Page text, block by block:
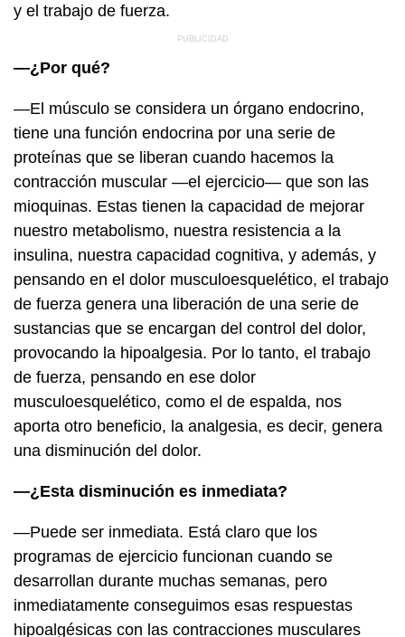
y el trabajo de fuerza.
—¿Por qué?
—El músculo se considera un órgano endocrino,
tiene una función endocrina por una serie de
proteínas que se liberan cuando hacemos la
contracción muscular —el ejercicio— que son las
mioquinas. Estas tienen la capacidad de mejorar
nuestro metabolismo, nuestra resistencia a la
insulina, nuestra capacidad cognitiva, y además, y
pensando en el dolor musculoesquelético, el trabajo
de fuerza genera una liberación de una serie de
sustancias que se encargan del control del dolor,
provocando la hipoalgesia. Por lo tanto, el trabajo
de fuerza, pensando en ese dolor
musculoesquelético, como el de espalda, nos
aporta otro beneficio, la analgesia, es decir, genera
una disminución del dolor.
—¿Esta disminución es inmediata?
—Puede ser inmediata. Está claro que los
programas de ejercicio funcionan cuando se
desarrollan durante muchas semanas, pero
inmediatamente conseguimos esas respuestas
hipoalgésicas con las contracciones musculares